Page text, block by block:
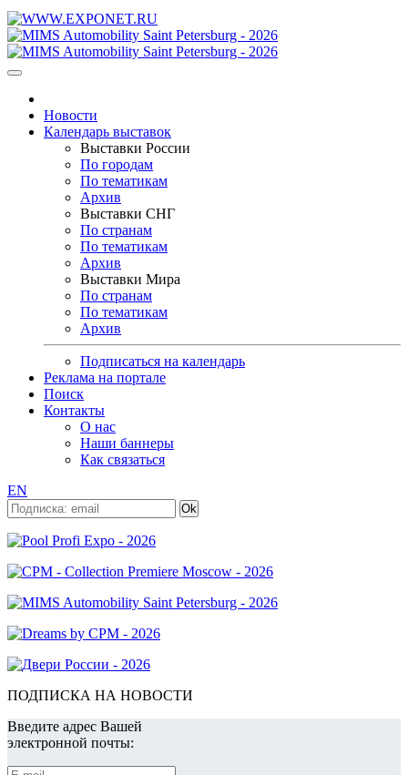
Новости
Календарь выставок
Выставки России
По городам
По тематикам
Архив
Выставки СНГ
По странам
По тематикам
Архив
Выставки Мира
По странам
По тематикам
Архив
Подписаться на календарь
Реклама на портале
Поиск
Контакты
О нас
Наши баннеры
Как связаться
EN
ПОДПИСКА НА НОВОСТИ
Введите адрес Вашей
электронной почты: